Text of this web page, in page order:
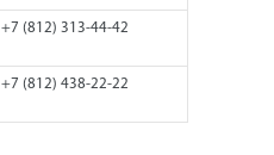
+7 (812) 313-44-42
+7 (812) 438-22-22